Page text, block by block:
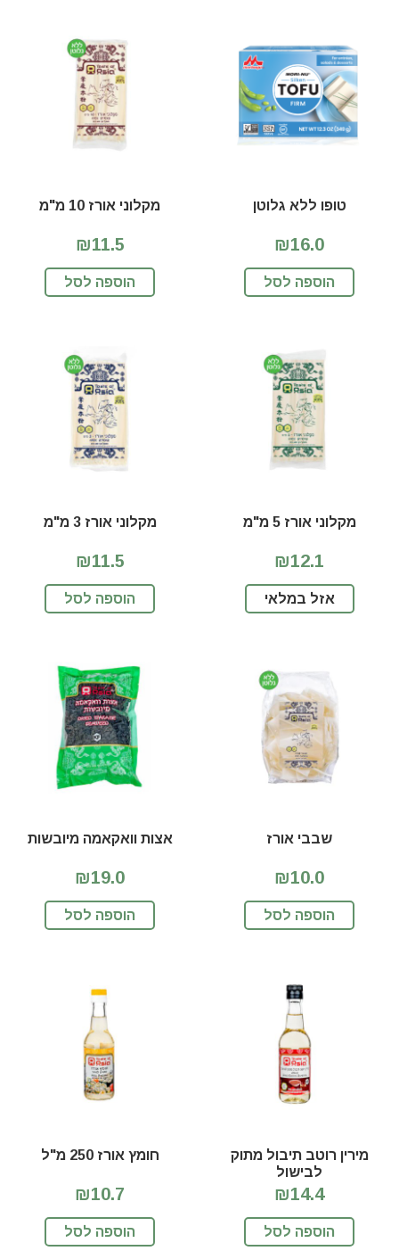
טופו ללא גלוטן
₪16.0
הוספה לסל
מקלוני אורז 10 מ"מ
₪11.5
הוספה לסל
מקלוני אורז 5 מ"מ
₪12.1
אזל במלאי
מקלוני אורז 3 מ"מ
₪11.5
הוספה לסל
שבבי אורז
₪10.0
הוספה לסל
אצות וואקאמה מיובשות
₪19.0
הוספה לסל
מירין רוטב תיבול מתוק
לבישול
₪14.4
הוספה לסל
חומץ אורז 250 מ"ל
₪10.7
הוספה לסל